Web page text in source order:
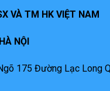
VÀ TM HK VIỆT NAM
NỘI
175 Đường Lạc Long